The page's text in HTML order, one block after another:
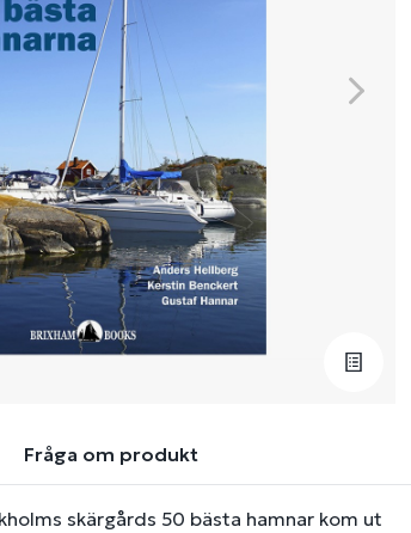
Fråga om produkt
skärgårds 50 bästa hamnar kom ut